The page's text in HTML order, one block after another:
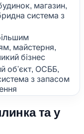
магазин,
система з
майстерня,
бізнес
об'єкт, ОСББ,
з запасом
та у